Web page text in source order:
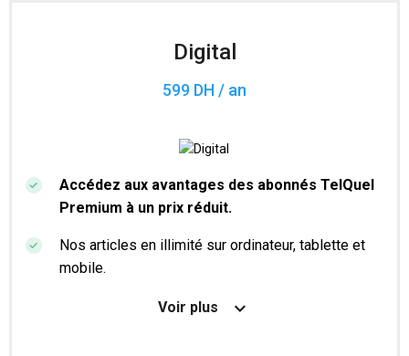
Digital
599 DH / an
Accédez aux avantages des abonnés TelQuel
Premium à un prix réduit.
Nos articles en illimité sur ordinateur, tablette et
mobile.
Le magazine TelQuel en numérique avant la sortie
Voir plus